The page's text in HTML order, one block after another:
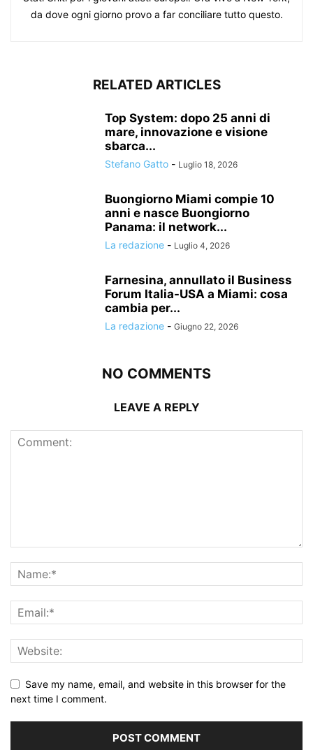
da dove ogni giorno provo a far conciliare tutto questo.
RELATED ARTICLES
Top System: dopo 25 anni di
mare, innovazione e visione
sbarca...
Stefano Gatto - Luglio 18, 2026
Buongiorno Miami compie 10
anni e nasce Buongiorno
Panama: il network...
La redazione - Luglio 4, 2026
Farnesina, annullato il Business
Forum Italia-USA a Miami: cosa
cambia per...
La redazione - Giugno 22, 2026
NO COMMENTS
LEAVE A REPLY
Save my name, email, and website in this browser for the
next time I comment.